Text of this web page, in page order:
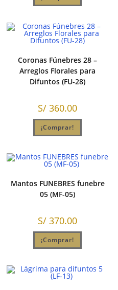
Coronas Fúnebres 28 –
Arreglos Florales para
Difuntos (FU-28)
S/ 360.00
¡Comprar!
Mantos FUNEBRES funebre
05 (MF-05)
S/ 370.00
¡Comprar!